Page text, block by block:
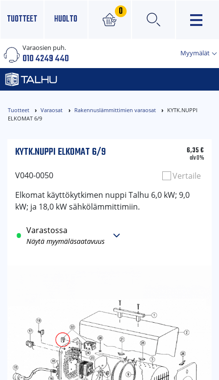
TUOTTEET HUOLTO
0
×
Varaosien puh.
010 4249 440 Myymälät
Tuotteet Varaosat Rakennuslämmittimien varaosat
KYTK.NUPPI
ELKOMAT 6/9
KYTK.NUPPI ELKOMAT 6/9 6,35€
alv 0%
V040-0050
Vertaile
Elkomat käyttökytkimen nuppi Talhu 6,0 kW; 9,0
kW; ja 18,0 kW sähkölämmittimiin.
Varastossa
Näytä myymäläsaatavuus